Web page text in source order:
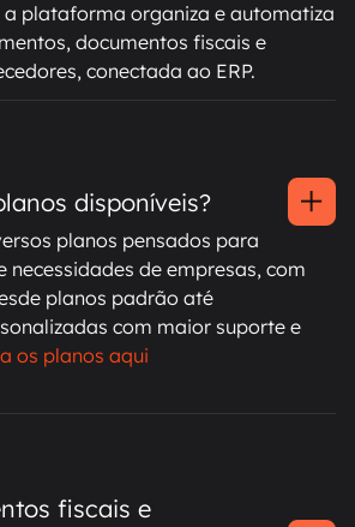
plataforma organiza e automatiza
documentos fiscais e
conectada ao ERP.
disponíveis?
planos pensados para
necessidades de empresas, com
planos padrão até
com maior suporte e
os planos aqui
fiscais e